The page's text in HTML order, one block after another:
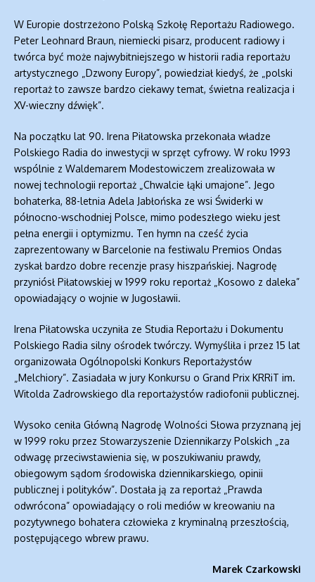
W Europie dostrzeżono Polską Szkołę Reportażu Radiowego.
Peter Leohnard Braun, niemiecki pisarz, producent radiowy i
twórca być może najwybitniejszego w historii radia reportażu
artystycznego „Dzwony Europy”, powiedział kiedyś, że „polski
reportaż to zawsze bardzo ciekawy temat, świetna realizacja i
XV-wieczny dźwięk”.
Na początku lat 90. Irena Piłatowska przekonała władze
Polskiego Radia do inwestycji w sprzęt cyfrowy. W roku 1993
wspólnie z Waldemarem Modestowiczem zrealizowała w
nowej technologii reportaż „Chwalcie łąki umajone”. Jego
bohaterka, 88-letnia Adela Jabłońska ze wsi Świderki w
północno-wschodniej Polsce, mimo podeszłego wieku jest
pełna energii i optymizmu. Ten hymn na cześć życia
zaprezentowany w Barcelonie na festiwalu Premios Ondas
zyskał bardzo dobre recenzje prasy hiszpańskiej. Nagrodę
przyniósł Piłatowskiej w 1999 roku reportaż „Kosowo z daleka”
opowiadający o wojnie w Jugosławii.
Irena Piłatowska uczyniła ze Studia Reportażu i Dokumentu
Polskiego Radia silny ośrodek twórczy. Wymyśliła i przez 15 lat
organizowała Ogólnopolski Konkurs Reportażystów
„Melchiory”. Zasiadała w jury Konkursu o Grand Prix KRRiT im.
Witolda Zadrowskiego dla reportażystów radiofonii publicznej.
Wysoko ceniła Główną Nagrodę Wolności Słowa przyznaną jej
w 1999 roku przez Stowarzyszenie Dziennikarzy Polskich „za
odwagę przeciwstawienia się, w poszukiwaniu prawdy,
obiegowym sądom środowiska dziennikarskiego, opinii
publicznej i polityków”. Dostała ją za reportaż „Prawda
odwrócona” opowiadający o roli mediów w kreowaniu na
pozytywnego bohatera człowieka z kryminalną przeszłością,
postępującego wbrew prawu.
Marek Czarkowski
Dołącz do newslettera
Stowarzyszenia Dziennikarzy RP
Dolny Śląsk
publikacjach,wydarzeniach i komunikatach.